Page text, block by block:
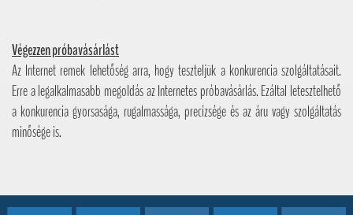
Végezzen próbavásárlást
Az Internet remek lehetőség arra, hogy teszteljük a konkurencia szolgáltatásait.
Erre a legalkalmasabb megoldás az Internetes próbavásárlás. Ezáltal letesztelhető
a konkurencia gyorsasága, rugalmassága, precízsége és az áru vagy szolgáltatás
minősége is.